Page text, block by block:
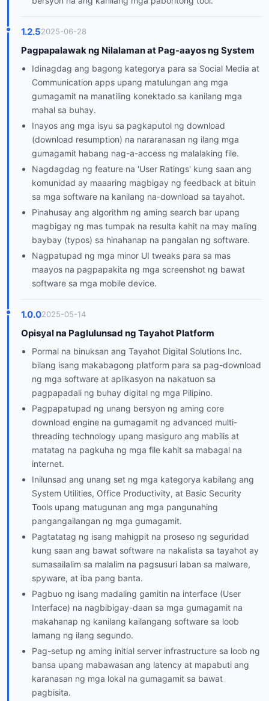
1.2.52025-06-28
Pagpapalawak ng Nilalaman at Pag-aayos ng System
Idinagdag ang bagong kategorya para sa Social Media at
Communication apps upang matulungan ang mga
gumagamit na manatiling konektado sa kanilang mga
mahal sa buhay.
Inayos ang mga isyu sa pagkaputol ng download
(download resumption) na nararanasan ng ilang mga
gumagamit habang nag-a-access ng malalaking file.
Nagdagdag ng feature na 'User Ratings' kung saan ang
komunidad ay maaaring magbigay ng feedback at bituin
sa mga software na kanilang na-download sa tayahot.
Pinahusay ang algorithm ng aming search bar upang
magbigay ng mas tumpak na resulta kahit na may maling
baybay (typos) sa hinahanap na pangalan ng software.
Nagpatupad ng mga minor UI tweaks para sa mas
maayos na pagpapakita ng mga screenshot ng bawat
software sa mga mobile device.
1.0.02025-05-14
Opisyal na Paglulunsad ng Tayahot Platform
Pormal na binuksan ang Tayahot Digital Solutions Inc.
bilang isang makabagong platform para sa pag-download
ng mga software at aplikasyon na nakatuon sa
pagpapadali ng buhay digital ng mga Pilipino.
Pagpapatupad ng unang bersyon ng aming core
download engine na gumagamit ng advanced multi-
threading technology upang masiguro ang mabilis at
matatag na pagkuha ng mga file kahit sa mabagal na
internet.
Inilunsad ang unang set ng mga kategorya kabilang ang
System Utilities, Office Productivity, at Basic Security
Tools upang matugunan ang mga pangunahing
pangangailangan ng mga gumagamit.
Pagtatatag ng isang mahigpit na proseso ng seguridad
kung saan ang bawat software na nakalista sa tayahot ay
sumasailalim sa malalim na pagsusuri laban sa malware,
spyware, at iba pang banta.
Pagbuo ng isang madaling gamitin na interface (User
Interface) na nagbibigay-daan sa mga gumagamit na
makahanap ng kanilang kailangang software sa loob
lamang ng ilang segundo.
Pag-setup ng aming initial server infrastructure sa loob ng
bansa upang mabawasan ang latency at mapabuti ang
karanasan ng mga lokal na gumagamit sa bawat
pagbisita.